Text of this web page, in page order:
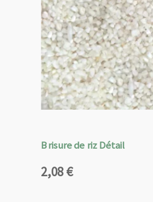
Brisure de riz Détail
2,08€